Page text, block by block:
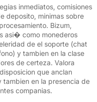
inmediatos, comisiones
deposito, minimas sobre
Bizum,
asi� como monederos
de el soporte (chat
y tambien en la clase
de certeza. Valora
que anclan
tambien en la presencia de
companias.